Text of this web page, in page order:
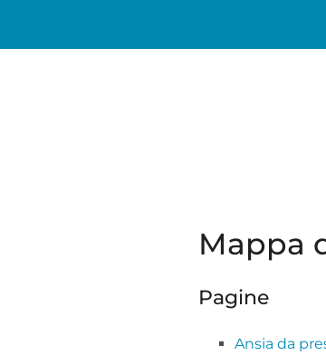
Mappa
Pagine
Ansia da